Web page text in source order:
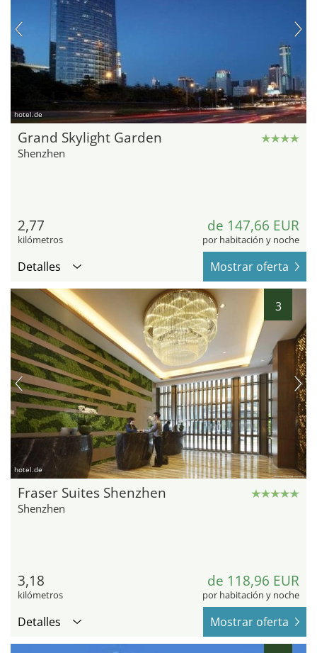
hotel.de
Grand Skylight Garden
Shenzhen
2,77
kilómetros
de 147,66 EUR
por habitación y noche
Detalles Mostrar oferta
3
hotel.de
Fraser Suites Shenzhen
Shenzhen
3,18
kilómetros
de 118,96 EUR
por habitación y noche
Detalles Mostrar oferta